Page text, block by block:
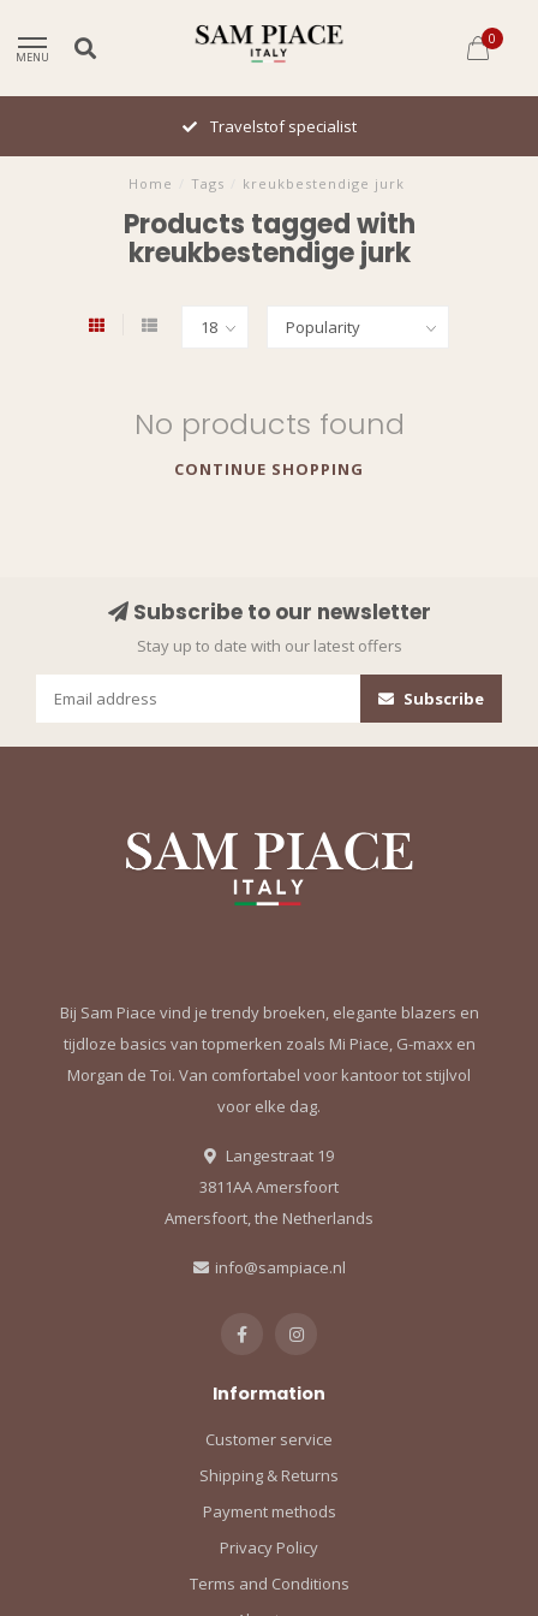
MENU
0
Travelstof specialist
Home Tags kreukbestendige jurk
Products tagged with
kreukbestendige jurk
No products found
CONTINUE SHOPPING
Subscribe to our newsletter
Stay up to date with our latest offers
Subscribe
Bij Sam Piace vind je trendy broeken, elegante blazers en
tijdloze basics van topmerken zoals Mi Piace, G-maxx en
Morgan de Toi. Van comfortabel voor kantoor tot stijlvol
voor elke dag.
Langestraat 19
3811AA Amersfoort
Amersfoort, the Netherlands
info@sampiace.nl
Information
Customer service
Shipping & Returns
Payment methods
Privacy Policy
Terms and Conditions